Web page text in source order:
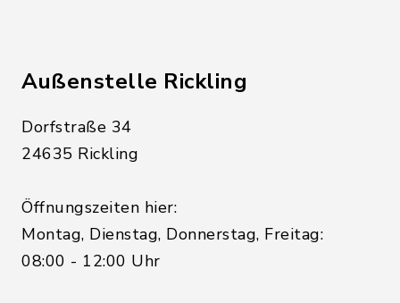
Außenstelle Rickling
Dorfstraße 34
24635 Rickling
Öffnungszeiten hier:
Montag, Dienstag, Donnerstag, Freitag:
08:00 - 12:00 Uhr